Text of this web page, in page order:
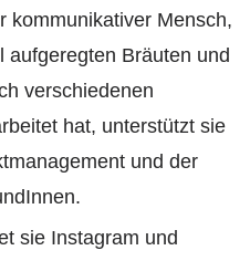
kommunikativer Mensch,
Bräuten und
verschiedenen
hat, unterstützt sie
und der
sie Instagram und